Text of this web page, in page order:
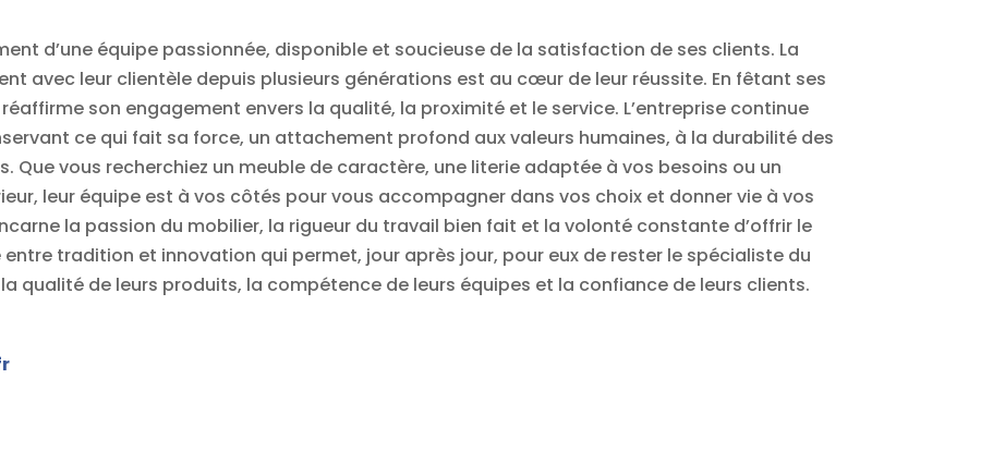
d’une équipe passionnée, disponible et soucieuse de la satisfaction de ses clients. La
avec leur clientèle depuis plusieurs générations est au cœur de leur réussite. En fêtant ses
son engagement envers la qualité, la proximité et le service. L’entreprise continue
ce qui fait sa force, un attachement profond aux valeurs humaines, à la durabilité des
vous recherchiez un meuble de caractère, une literie adaptée à vos besoins ou un
leur équipe est à vos côtés pour vous accompagner dans vos choix et donner vie à vos
la passion du mobilier, la rigueur du travail bien fait et la volonté constante d’offrir le
tradition et innovation qui permet, jour après jour, pour eux de rester le spécialiste du
qualité de leurs produits, la compétence de leurs équipes et la confiance de leurs clients.